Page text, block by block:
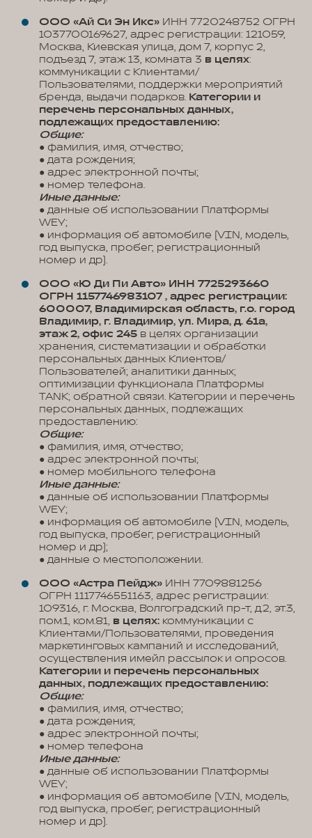
ООО «Ай Си Эн Икс» ИНН 7720248752 ОГРН
1037700169627, адрес регистрации: 121059,
Москва, Киевская улица, дом 7, корпус 2,
подъезд 7, этаж 13, комната 3 в целях:
коммуникации с Клиентами/
Пользователями, поддержки мероприятий
бренда, выдачи подарков. Категории и
перечень персональных данных,
подлежащих предоставлению:
Общие:
● фамилия, имя, отчество;
● дата рождения;
● адрес электронной почты;
● номер телефона.
Иные данные:
● данные об использовании Платформы
WEY;
● информация об автомобиле (VIN, модель,
год выпуска, пробег, регистрационный
номер и др).
ООО «Ю Ди Пи Авто» ИНН 7725293660
ОГРН 1157746983107 , адрес регистрации:
600007, Владимирская область, г.о. город
Владимир, г. Владимир, ул. Мира, д. 61а,
этаж 2, офис 245 в целях организации
хранения, систематизации и обработки
персональных данных Клиентов/
Пользователей; аналитики данных;
оптимизации функционала Платформы
TANK; обратной связи. Категории и перечень
персональных данных, подлежащих
предоставлению:
Общие:
● фамилия, имя, отчество;
● адрес электронной почты;
● номер мобильного телефона
Иные данные:
● данные об использовании Платформы
WEY;
● информация об автомобиле (VIN, модель,
год выпуска, пробег, регистрационный
номер и др);
● данные о местоположении.
ООО «Астра Пейдж» ИНН 7709881256
ОГРН 1117746551163, адрес регистрации:
109316, г. Москва, Волгоградский пр-т, д.2, эт.3,
пом.1, ком.81, в целях: коммуникации с
Клиентами/Пользователями, проведения
маркетинговых кампаний и исследований,
осуществления имейл рассылок и опросов.
Категории и перечень персональных
данных, подлежащих предоставлению:
Общие:
● фамилия, имя, отчество;
● дата рождения;
● адрес электронной почты;
● номер телефона
Иные данные:
● данные об использовании Платформы
WEY;
● информация об автомобиле (VIN, модель,
год выпуска, пробег, регистрационный
номер и др).